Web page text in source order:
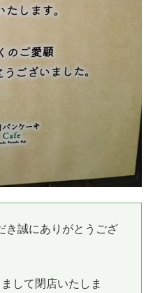
き誠にありがとうござ
して閉店いたしま